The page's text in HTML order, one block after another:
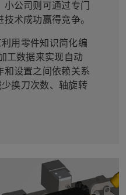
公司则可通过专门
术成功赢得竞争。
用零件知识简化编
工数据来实现自动
和设置之间依赖关系
换刀次数、轴旋转